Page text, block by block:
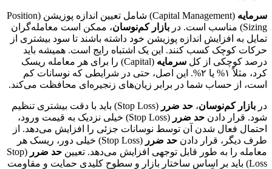
سرمایه
(Capital Management) شامل تعیین اندازه پوزیشن (Position
Sizing) مناسب است. در
بازار کم‌نوسان، ممکن است معامله‌گران
تمایل به افزایش اندازه پوزیشن خود داشته باشند تا سود بیشتری از
حرکات کوچک کسب کنند. این یک اشتباه رایج است. همیشه باید
درصد کوچکی از کل سرمایه
(Capital) را برای هر معامله ریسک
کرد، مثلاً ۱% یا ۲%. این اصل، حتی در شرایطی که نوسانات کم
است، از حساب شما در برابر زیان‌های زنجیره‌ای محافظت می‌کند.
در بازار کم‌نوسان، حد ضرر
(Stop Loss) باید با دقت بیشتری تنظیم
شود. قرار دادن حد ضرر
(Stop Loss) خیلی نزدیک به قیمت ورود،
احتمال فعال شدن آن توسط نوسانات جزئی را افزایش می‌دهد. از
طرف دیگر، قرار دادن حد ضرر
(Stop Loss) خیلی دور، ریسک هر
معامله را به طور قابل توجهی افزایش می‌دهد. تعیین حد ضرر
(Stop
Loss) باید بر اساس ساختار بازار و سطوح کلیدی حمایت و مقاومت